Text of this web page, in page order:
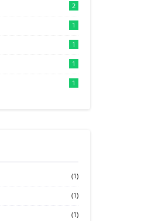
2
1
1
1
1
(1)
(1)
(1)